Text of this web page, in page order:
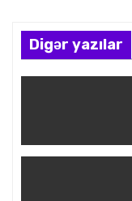
n
a
i
Digər yazılar